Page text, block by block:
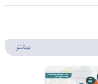
بیشتر